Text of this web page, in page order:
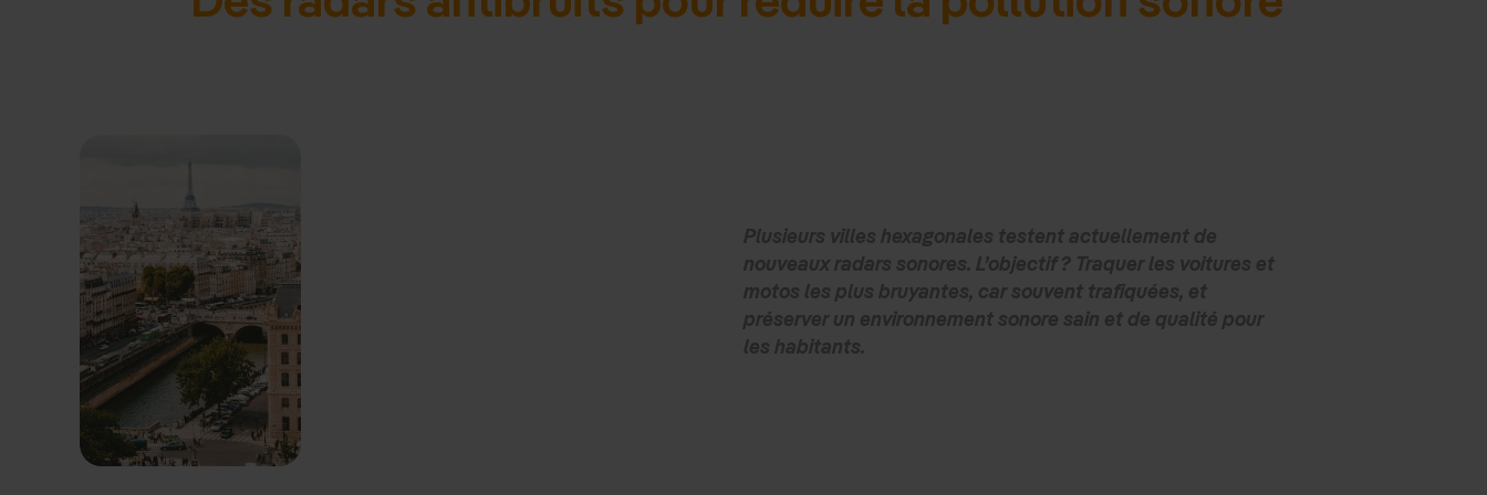
Plusieurs villes hexagonales testent actuellement de
nouveaux radars sonores. L’objectif ? Traquer les voitures et
motos les plus bruyantes, car souvent trafiquées, et
préserver un environnement sonore sain et de qualité pour
les habitants.